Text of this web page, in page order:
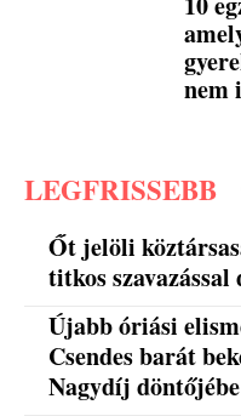
nem
LEGFRISSEBB
Őt jelöli
titkos
Újabb óriási
Csendes barát
Nagydíj döntőjébe